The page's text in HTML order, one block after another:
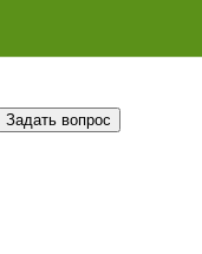
Задать вопрос